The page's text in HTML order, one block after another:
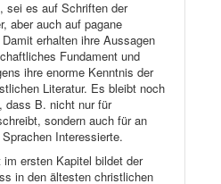
sei es auf Schriften der
aber auch auf pagane
erhalten ihre Aussagen
Fundament und
ihre enorme Kenntnis der
Literatur. Es bleibt noch
dass B. nicht nur für
sondern auch für an
Interessierte.
im ersten Kapitel bildet der
in den ältesten christlichen